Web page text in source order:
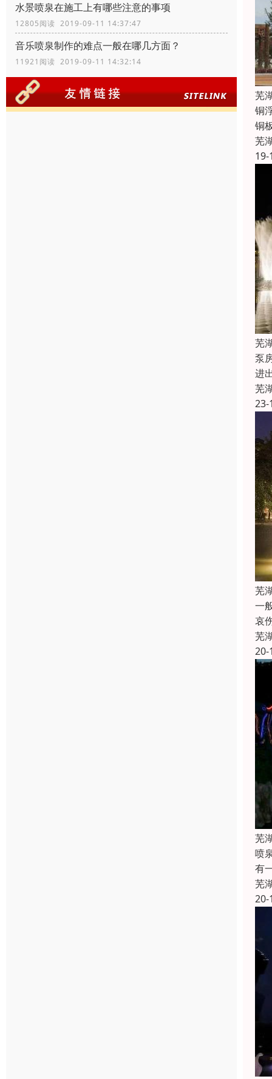
水景喷泉在施工上有哪些注意的事项
12805阅读 2019-09-11 14:37:47
音乐喷泉制作的难点一般在哪几方面？
11921阅读 2019-09-11 14:32:14
芜
铜
铜
芜
19-
芜
泵
进
芜
23-
芜
一
哀
芜
20-
芜
喷
有
芜
20-